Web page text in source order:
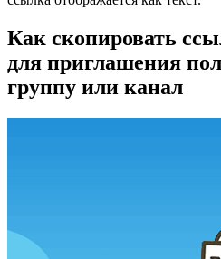
Как скопировать
для приглашения
группу или канал